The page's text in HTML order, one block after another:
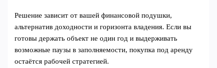
Решение зависит от вашей финансовой подушки,
альтернатив доходности и горизонта владения. Если вы
готовы держать объект не один год и выдерживать
возможные паузы в заполняемости, покупка под аренду
остаётся рабочей стратегией.